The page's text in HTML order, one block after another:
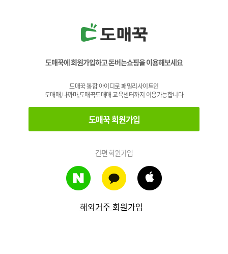
도매꾹에 회원가입하고 돈버는쇼핑을 이용해보세요
도매꾹 통합 아이디로 패밀리사이트인
도매매,나까마,도매꾹도매매 교육센터까지 이용가능합니다
도매꾹 회원가입
간편 회원가입
해외거주 회원가입